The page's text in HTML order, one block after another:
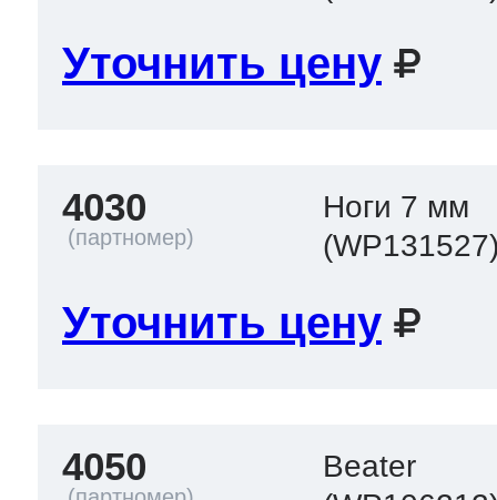
Уточнить цену
4030
Ноги 7 мм
Уточнить цену
4050
Beater